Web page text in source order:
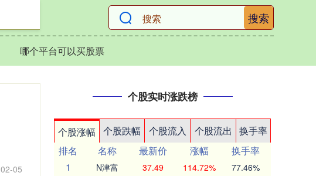
搜索
哪个平台可以买股票
02-05
个股实时涨跌榜
个股涨幅 个股跌幅 个股流入 个股流出
换手率
排名
名称 最新价 涨幅
换手率
1
N津富 37.49 114.72% 77.46%